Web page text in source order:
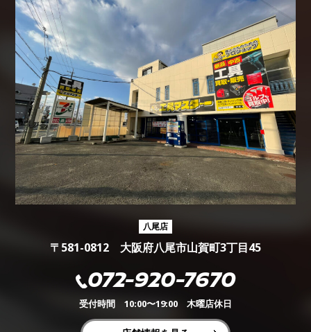
八尾店
〒581-0812 大阪府八尾市山賀町3丁目45
072-920-7670
受付時間 10:00〜19:00 木曜店休日